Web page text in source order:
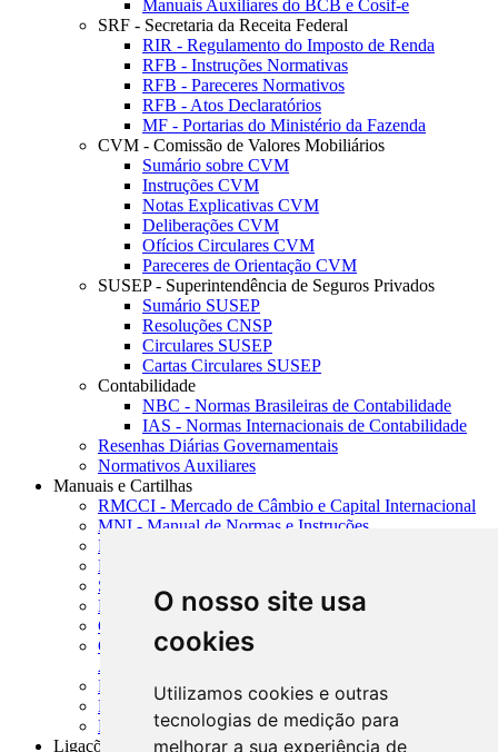
O nosso site usa
cookies
Utilizamos cookies e outras
tecnologias de medição para
melhorar a sua experiência de
Manuais Auxiliares do BCB e Cosif-e
SRF - Secretaria da Receita Federal
RIR - Regulamento do Imposto de Renda
RFB - Instruções Normativas
RFB - Pareceres Normativos
RFB - Atos Declaratórios
MF - Portarias do Ministério da Fazenda
CVM - Comissão de Valores Mobiliários
Sumário sobre CVM
Instruções CVM
Notas Explicativas CVM
Deliberações CVM
Ofícios Circulares CVM
Pareceres de Orientação CVM
SUSEP - Superintendência de Seguros Privados
Sumário SUSEP
Resoluções CNSP
Circulares SUSEP
Cartas Circulares SUSEP
Contabilidade
NBC - Normas Brasileiras de Contabilidade
IAS - Normas Internacionais de Contabilidade
Resenhas Diárias Governamentais
Normativos Auxiliares
Manuais e Cartilhas
RMCCI - Mercado de Câmbio e Capital Internacional
MNI - Manual de Normas e Instruções
MTVM - Manual de Títulos e Valores Mobiliários
MCR - Manual de Crédito Rural
SISORF - Manual de Organização do SFN
MASUP - Manual de Supervisão Bancária
CADOC - Catálogo de Documentos
CNAE-CONCLA - Classificação Nacional de
Atividades Econômicas
PMF - Cartilhas do BCB
Manuais Auxiliares do BCB e Cosif-e
Resenhas Diárias Governamentais
Ligações Externas